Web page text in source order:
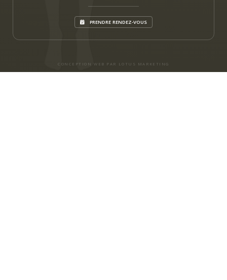
PRENDRE RENDEZ-VOUS
CONCEPTION WEB PAR LOTUS MARKETING